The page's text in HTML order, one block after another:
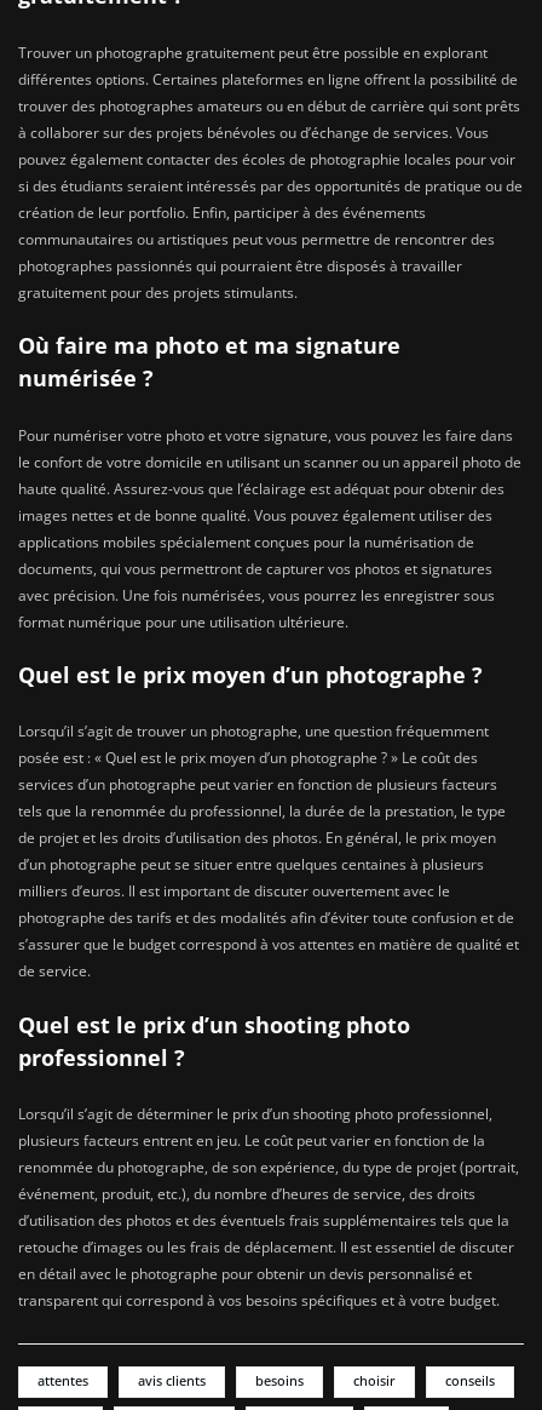
Trouver un photographe gratuitement peut être possible en explorant
différentes options. Certaines plateformes en ligne offrent la possibilité de
trouver des photographes amateurs ou en début de carrière qui sont prêts
à collaborer sur des projets bénévoles ou d’échange de services. Vous
pouvez également contacter des écoles de photographie locales pour voir
si des étudiants seraient intéressés par des opportunités de pratique ou de
création de leur portfolio. Enfin, participer à des événements
communautaires ou artistiques peut vous permettre de rencontrer des
photographes passionnés qui pourraient être disposés à travailler
gratuitement pour des projets stimulants.
Où faire ma photo et ma signature
numérisée ?
Pour numériser votre photo et votre signature, vous pouvez les faire dans
le confort de votre domicile en utilisant un scanner ou un appareil photo de
haute qualité. Assurez-vous que l’éclairage est adéquat pour obtenir des
images nettes et de bonne qualité. Vous pouvez également utiliser des
applications mobiles spécialement conçues pour la numérisation de
documents, qui vous permettront de capturer vos photos et signatures
avec précision. Une fois numérisées, vous pourrez les enregistrer sous
format numérique pour une utilisation ultérieure.
Quel est le prix moyen d’un photographe ?
Lorsqu’il s’agit de trouver un photographe, une question fréquemment
posée est : « Quel est le prix moyen d’un photographe ? » Le coût des
services d’un photographe peut varier en fonction de plusieurs facteurs
tels que la renommée du professionnel, la durée de la prestation, le type
de projet et les droits d’utilisation des photos. En général, le prix moyen
d’un photographe peut se situer entre quelques centaines à plusieurs
milliers d’euros. Il est important de discuter ouvertement avec le
photographe des tarifs et des modalités afin d’éviter toute confusion et de
s’assurer que le budget correspond à vos attentes en matière de qualité et
de service.
Quel est le prix d’un shooting photo
professionnel ?
Lorsqu’il s’agit de déterminer le prix d’un shooting photo professionnel,
plusieurs facteurs entrent en jeu. Le coût peut varier en fonction de la
renommée du photographe, de son expérience, du type de projet (portrait,
événement, produit, etc.), du nombre d’heures de service, des droits
d’utilisation des photos et des éventuels frais supplémentaires tels que la
retouche d’images ou les frais de déplacement. Il est essentiel de discuter
en détail avec le photographe pour obtenir un devis personnalisé et
transparent qui correspond à vos besoins spécifiques et à votre budget.
attentes avis clients besoins choisir conseils